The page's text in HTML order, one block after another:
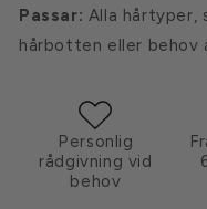
Passar: Alla hårtyper,
hårbotten eller behov
Personlig
rådgivning vid
behov